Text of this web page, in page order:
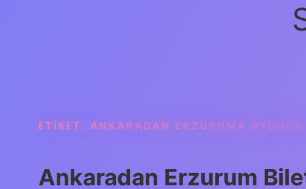
ETIKET: ANKARADAN ERZURUMA
Ankaradan Erzurum